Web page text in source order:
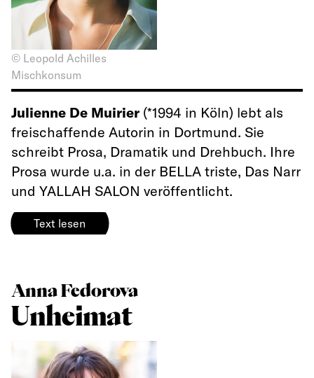
© Leopold Achilles
Mischkonsum
Julienne De Muirier (*1994 in Köln) lebt als
freischaffende Autorin in Dortmund. Sie
schreibt Prosa, Dramatik und Drehbuch. Ihre
Prosa wurde u.a. in der BELLA triste, Das Narr
und YALLAH SALON veröffentlicht.
Text lesen
Anna Fedorova
Unheimat